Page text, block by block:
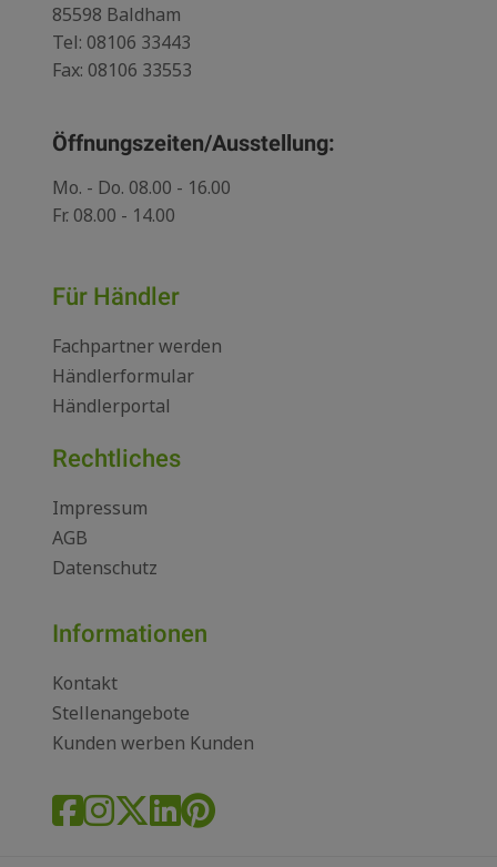
85598 Baldham
Tel: 08106 33443
Fax: 08106 33553
Öffnungszeiten/Ausstellung:
Mo. - Do. 08.00 - 16.00
Fr. 08.00 - 14.00
Für Händler
Fachpartner werden
Händlerformular
Händlerportal
Rechtliches
Impressum
AGB
Datenschutz
Informationen
Kontakt
Stellenangebote
Kunden werben Kunden